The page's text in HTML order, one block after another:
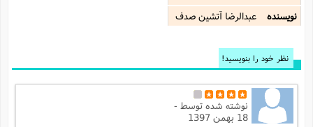
نویسنده
عبدالرضا آتشين صدف
نظر خود را بنویسید!
نوشته شده توسط-
18 بهمن 1397